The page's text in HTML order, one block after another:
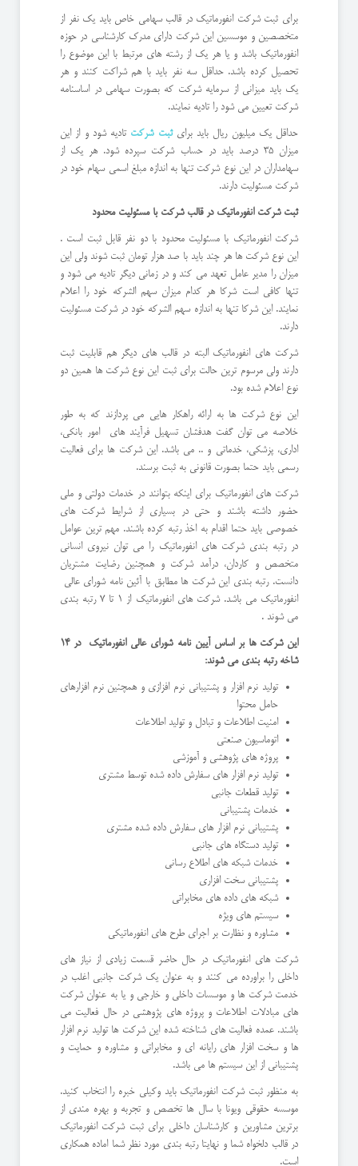
برای ثبت شرکت انفورماتیک در قالب سهامی خاص باید یک نفر از
متخصصین و موسسین این شرکت دارای مدرک کارشناسی در حوزه
انفورماتیک باشد و یا هر یک از رشته های مرتبط با این موضوع را
تحصیل کرده باشد. حداقل سه نفر باید با هم شراکت کنند و هر
یک باید میزانی از سرمایه شرکت که بصورت سهامی در اساسنامه
شرکت تعیین می شود را تادیه نمایند.
حداقل یک میلیون ریال باید برایثبت شرکت تادیه شود و از این
میزان 35 درصد باید در حساب شرکت سپرده شود. هر یک از
سهامداران در این نوع شرکت تنها به اندازه مبلغ اسمی سهام خود در
شرکت مسئولیت دارند.
ثبت شرکت انفورماتیک در قالب شرکت با مسئولیت محدود
شرکت انفورماتیک با مسئولیت محدود با دو نفر قابل ثبت است .
این نوع شرکت ها هر چند باید با صد هزار تومان ثبت شوند ولی این
میزان را مدیر عامل تعهد می کند و در زمانی دیگر تادیه می شود و
تنها کافی است شرکا هر کدام میزان سهم الشرکه خود را اعلام
نمایند. این شرکا تنها به اندازه سهم الشرکه خود در شرکت مسئولیت
دارند.
شرکت های انفورماتیک البته در قالب های دیگر هم قابلیت ثبت
دارند ولی مرسوم ترین حالت برای ثبت این نوع شرکت ها همین دو
نوع اعلام شده بود.
این نوع شرکت ها به ارائه راهکار هایی می پردازند که به طور
خلاصه می توان گفت هدفشان تسهیل فرآیند های امور بانکی،
اداری، پزشکی، خدماتی و .. می باشد. این شرکت ها برای فعالیت
رسمی باید حتما بصورت قانونی به ثبت برسند.
شرکت های انفورماتیک برای اینکه بتوانند در خدمات دولتی و ملی
حضور داشته باشند و حتی در بسیاری از شرایط شرکت های
خصوصی باید حتما اقدام به اخذ رتبه کرده باشند. مهم ترین عوامل
در رتبه بندی شرکت های انفورماتیک را می توان نیروی انسانی
متخصص و کاردان، درآمد شرکت و همچنین رضایت مشتریان
دانست. رتبه بندی این شرکت ها مطابق با آئین نامه شورای عالی
انفورماتیک می باشد. شرکت های انفورماتیک از 1 تا 7 رتبه بندی
می شوند .
این شرکت ها بر اساس آیین نامه شورای عالی انفورماتیک در 14
شاخه رتبه بندی می شوند:
تولید نرم افزار و پشتیبانی نرم افزازی و همچنین نرم افزارهای
حامل محتوا
امنیت اطلاعات و تبادل و تولید اطلاعات
اتوماسیون صنعتی
پروژه های پژوهشی و آموزشی
تولید نرم افزار های سفارش داده شده توسط مشتری
تولید قطعات جانبی
خدمات پشتیبانی
پشتیبانی نرم افزار های سفارش داده شده مشتری
تولید دستگاه های جانبی
خدمات شبکه های اطلاع رسانی
پشتیبانی سخت افزاری
شبکه های داده های مخابراتی
سیستم های ویژه
مشاوره و نظارت بر اجرای طرح های انفورماتیکی
شرکت های انفورماتیک در حال حاضر قسمت زیادی از نیاز های
داخلی را براورده می کنند و به عنوان یک شرکت جانبی اغلب در
خدمت شرکت ها و موسسات داخلی و خارجی و یا به عنوان شرکت
های مبادلات اطلاعات و پروژه های پژوهشی در حال فعالیت می
باشند. عمده فعالیت های شناخته شده این شرکت ها تولید نرم افزار
ها و سخت افزار های رایانه ای و مخابراتی و مشاوره و حمایت و
پشتیبانی از این سیستم ها می باشد.
به منظور ثبت شرکت انفورماتیک باید وکیلی خبره را انتخاب کنید.
موسسه حقوقی ویونا با سال ها تخصص و تجربه و بهره مندی از
برترین مشاورین و کارشناسان داخلی برای ثبت شرکت انفورماتیک
در قالب دلخواه شما و نهایتا رتبه بندی مورد نظر شما اماده همکاری
است.